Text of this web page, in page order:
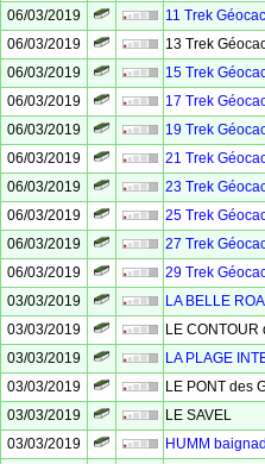
06/03/2019
11 Trek
06/03/2019
13 Trek
06/03/2019
15 Trek
06/03/2019
17 Trek
06/03/2019
19 Trek
06/03/2019
21 Trek
06/03/2019
23 Trek
06/03/2019
25 Trek
06/03/2019
27 Trek
06/03/2019
29 Trek
03/03/2019
LA BELLE
03/03/2019
LE
03/03/2019
LA PLAGE
03/03/2019
LE PONT des
03/03/2019
LE SAVEL
03/03/2019
HUMM